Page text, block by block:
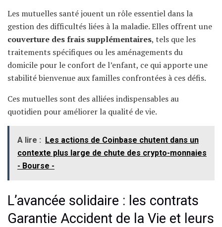
Les mutuelles santé jouent un rôle essentiel dans la
gestion des difficultés liées à la maladie. Elles offrent une
couverture des frais supplémentaires, tels que les
traitements spécifiques ou les aménagements du
domicile pour le confort de l’enfant, ce qui apporte une
stabilité bienvenue aux familles confrontées à ces défis.
Ces mutuelles sont des alliées indispensables au
quotidien pour améliorer la qualité de vie.
A lire : Les actions de Coinbase chutent dans un
contexte plus large de chute des crypto-monnaies
- Bourse -
L’avancée solidaire : les contrats
Garantie Accident de la Vie et leurs